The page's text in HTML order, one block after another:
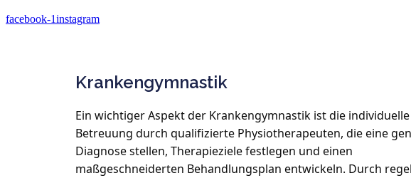
facebook-1instagram
Krankengymnastik
Ein wichtiger Aspekt der Krankengymnastik ist die individuelle
Betreuung durch qualifizierte Physiotherapeuten, die eine
Diagnose stellen, Therapieziele festlegen und einen
maßgeschneiderten Behandlungsplan entwickeln. Durch